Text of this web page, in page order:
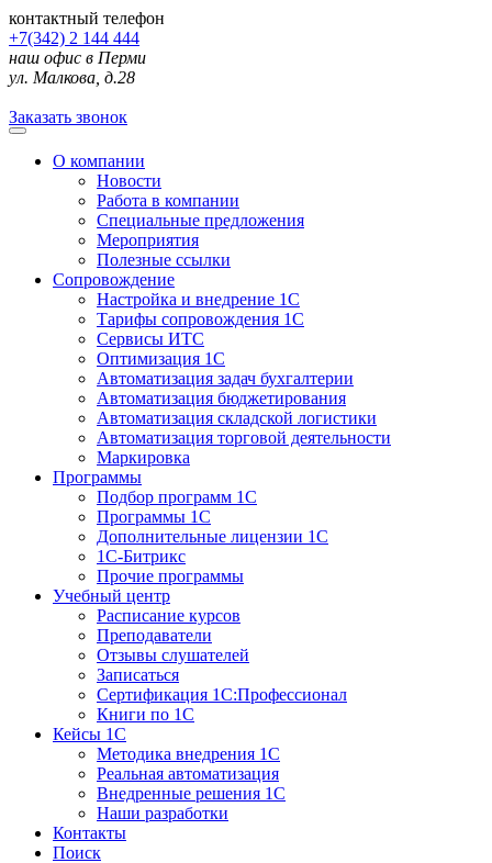
контактный телефон
+7(342) 2 144 444
наш офис в Перми
ул. Малкова, д.28
Заказать звонок
О компании
Новости
Работа в компании
Специальные предложения
Мероприятия
Полезные ссылки
Сопровождение
Настройка и внедрение 1С
Тарифы сопровождения 1С
Сервисы ИТС
Оптимизация 1С
Автоматизация задач бухгалтерии
Автоматизация бюджетирования
Автоматизация складской логистики
Автоматизация торговой деятельности
Маркировка
Программы
Подбор программ 1С
Программы 1С
Дополнительные лицензии 1С
1С-Битрикс
Прочие программы
Учебный центр
Расписание курсов
Преподаватели
Отзывы слушателей
Записаться
Сертификация 1С:Профессионал
Книги по 1С
Кейсы 1С
Методика внедрения 1С
Реальная автоматизация
Внедренные решения 1С
Наши разработки
Контакты
Поиск